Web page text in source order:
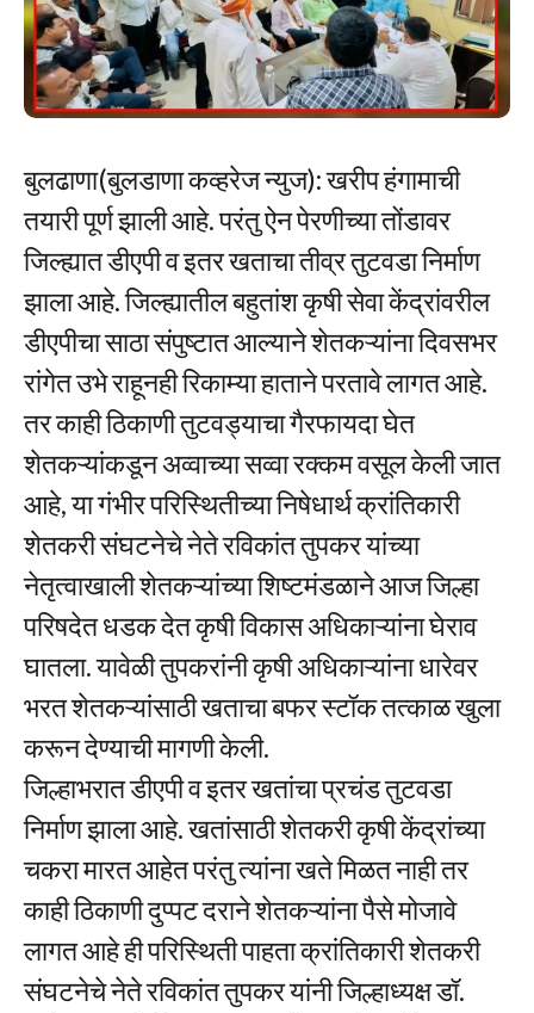
बुलढाणा(बुलडाणा कव्हरेज न्युज): खरीप हंगामाची
तयारी पूर्ण झाली आहे. परंतु ऐन पेरणीच्या तोंडावर
जिल्ह्यात डीएपी व इतर खताचा तीव्र तुटवडा निर्माण
झाला आहे. जिल्ह्यातील बहुतांश कृषी सेवा केंद्रांवरील
डीएपीचा साठा संपुष्टात आल्याने शेतकऱ्यांना दिवसभर
रांगेत उभे राहूनही रिकाम्या हाताने परतावे लागत आहे.
तर काही ठिकाणी तुटवड्याचा गैरफायदा घेत
शेतकऱ्यांकडून अव्वाच्या सव्वा रक्कम वसूल केली जात
आहे, या गंभीर परिस्थितीच्या निषेधार्थ क्रांतिकारी
शेतकरी संघटनेचे नेते रविकांत तुपकर यांच्या
नेतृत्वाखाली शेतकऱ्यांच्या शिष्टमंडळाने आज जिल्हा
परिषदेत धडक देत कृषी विकास अधिकाऱ्यांना घेराव
घातला. यावेळी तुपकरांनी कृषी अधिकाऱ्यांना धारेवर
भरत शेतकऱ्यांसाठी खताचा बफर स्टॉक तत्काळ खुला
करून देण्याची मागणी केली.
जिल्हाभरात डीएपी व इतर खतांचा प्रचंड तुटवडा
निर्माण झाला आहे. खतांसाठी शेतकरी कृषी केंद्रांच्या
चकरा मारत आहेत परंतु त्यांना खते मिळत नाही तर
काही ठिकाणी दुप्पट दराने शेतकऱ्यांना पैसे मोजावे
लागत आहे ही परिस्थिती पाहता क्रांतिकारी शेतकरी
संघटनेचे नेते रविकांत तुपकर यांनी जिल्हाध्यक्ष डॉ.